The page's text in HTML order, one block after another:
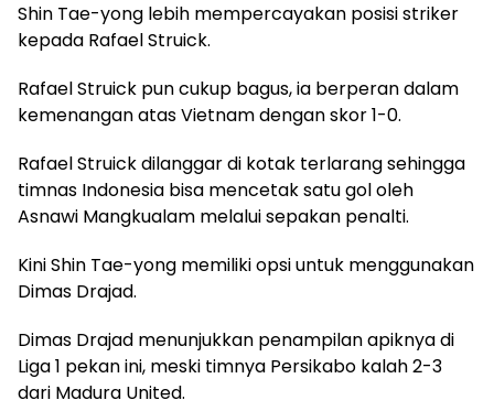
Shin Tae-yong lebih mempercayakan posisi striker
kepada Rafael Struick.
Rafael Struick pun cukup bagus, ia berperan dalam
kemenangan atas Vietnam dengan skor 1-0.
Rafael Struick dilanggar di kotak terlarang sehingga
timnas Indonesia bisa mencetak satu gol oleh
Asnawi Mangkualam melalui sepakan penalti.
Kini Shin Tae-yong memiliki opsi untuk menggunakan
Dimas Drajad.
Dimas Drajad menunjukkan penampilan apiknya di
Liga 1 pekan ini, meski timnya Persikabo kalah 2-3
dari Madura United.